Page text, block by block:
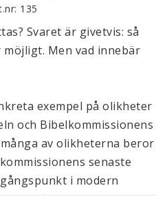
135
Svaret är givetvis: så
Men vad innebär
exempel på olikheter
och Bibelkommissionens
av olikheterna beror
senaste
i modern